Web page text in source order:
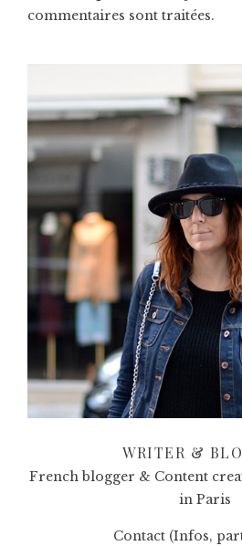
commentaires sont traitées.
WRITER &
French blogger & Content
in Paris
Contact (Infos,